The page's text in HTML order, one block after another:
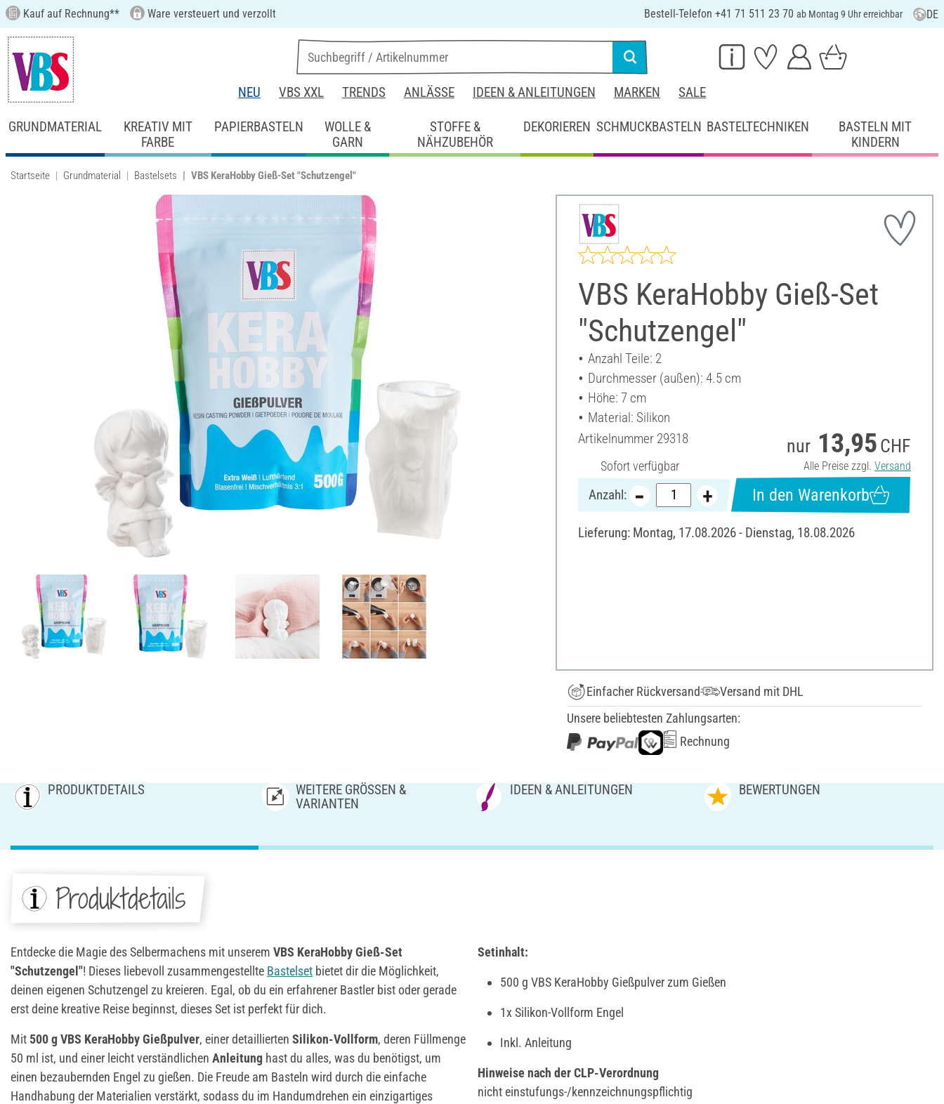
Kauf auf Rechnung** Ware versteuert und verzollt Bestell-Telefon +41 71 511 23 70 ab Montag 9 Uhr erreichbar DE
NEU VBS XXL TRENDS ANLÄSSE IDEEN & ANLEITUNGEN MARKEN SALE
GRUNDMATERIAL
KREATIV MIT
FARBE
PAPIERBASTELN
WOLLE &
GARN
STOFFE &
NÄHZUBEHÖR
DEKORIEREN SCHMUCKBASTELN BASTELTECHNIKEN
BASTELN MIT
KINDERN
Startseite Grundmaterial Bastelsets VBS KeraHobby Gieß-Set "Schutzengel"
VBS KeraHobby Gieß-Set
"Schutzengel"
Anzahl Teile: 2
Durchmesser (außen): 4.5 cm
Höhe: 7 cm
Material: Silikon
Artikelnummer 29318
Sofort verfügbar
nur 13,95 CHF
Alle Preise zzgl. Versand
Anzahl: In den Warenkorb
Lieferung: Montag, 17.08.2026 - Dienstag, 18.08.2026
Einfacher Rückversand
Versand mit DHL
Unsere beliebtesten Zahlungsarten:
Rechnung
PRODUKTDETAILS
WEITERE GRÖSSEN & V
ARIANTEN
IDEEN & ANLEITUNGEN BEWERTUNGEN
Produktdetails
Entdecke die Magie des Selbermachens mit unserem VBS KeraHobbyGieß-Set
"Schutzengel"! Dieses liebevoll zusammengestellte Bastelset bietet dir die Möglichkeit,
deinen eigenen Schutzengel zu kreieren. Egal, ob du ein erfahrener Bastler bist oder gerade
erst deine kreative Reise beginnst, dieses Set ist perfekt für dich.
Mit 500 g VBS KeraHobby Gießpulver, einer detaillierten Silikon-Vollform, deren Füllmenge
50 ml ist, und einer leicht verständlichen Anleitung hast du alles, was du benötigst, um
einen bezaubernden Engel zu gießen. Die Freude am Basteln wird durch die einfache
Handhabung der Materialien verstärkt, sodass du im Handumdrehen ein einzigartiges
Setinhalt:
500 g VBS KeraHobby Gießpulver zum Gießen
1x Silikon-Vollform Engel
Inkl. Anleitung
Hinweise nach der CLP-Verordnung
nicht einstufungs-/kennzeichnungspflichtig